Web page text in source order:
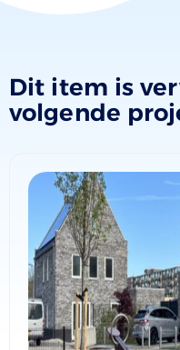
Dit item is
volgende